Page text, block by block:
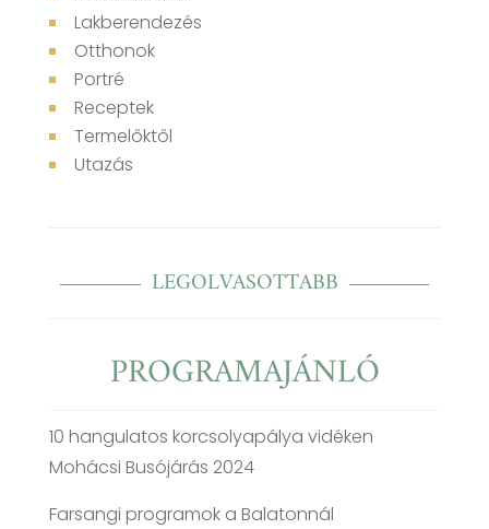
Lakberendezés
Otthonok
Portré
Receptek
Termelőktől
Utazás
LEGOLVASOTTABB
PROGRAMAJÁNLÓ
10 hangulatos korcsolyapálya vidéken
Mohácsi Busójárás 2024
Farsangi programok a Balatonnál